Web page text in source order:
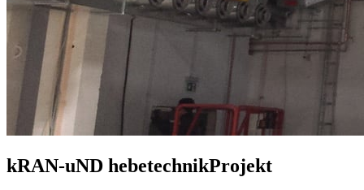
kRAN-uND hebetechnikProjekt